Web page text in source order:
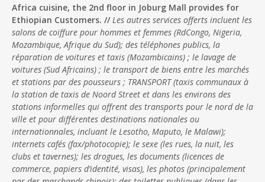
Africa cuisine, the 2nd floor in Joburg Mall provides for
Ethiopian Customers. // Les autres services offerts incluent les
salons de coiffure pour hommes et femmes (RdCongo, Nigeria,
Mozambique, Afrique du Sud); des téléphones publics, la
réparation de voitures et taxis (Mozambicains) ; le lavage de
voitures (Sud Africains) ; le transport de biens entre les marchés
et stations par des pousseurs ; TRANSPORT (taxis communaux à
la station de taxis de Noord Street et dans les environs des
stations informelles qui offrent des transports pour le nord de la
ville et pour différentes destinations nationales ou
internationnales, incluant le Lesotho, Maputo, le Malawi);
internets cafés (fax/photocopie); le sexe (les rues, la nuit, les
clubs et tavernes); les drogues, les documents (licences de
commerce, papiers d’identité, visas), les photos (principalement